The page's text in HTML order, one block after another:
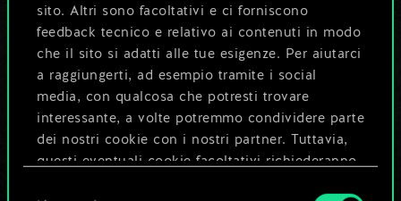
sito. Altri sono facoltativi e ci forniscono
feedback tecnico e relativo ai contenuti in modo
che il sito si adatti alle tue esigenze. Per aiutarci
a raggiungerti, ad esempio tramite i social
media, con qualcosa che potresti trovare
interessante, a volte potremmo condividere parte
dei nostri cookie con i nostri partner. Tuttavia,
questi eventuali cookie facoltativi richiederanno
molto altro!
guida
Modifica mazzo